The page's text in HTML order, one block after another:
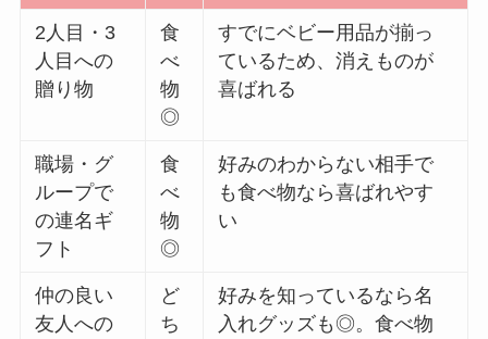
2人目・3
人目への
贈り物
食
べ
物
◎
すでにベビー用品が揃っ
ているため、消えものが
喜ばれる
職場・グ
ループで
の連名ギ
フト
食
べ
物
◎
好みのわからない相手で
も食べ物なら喜ばれやす
い
仲の良い
友人への
ど
ち
好みを知っているなら名
入れグッズも◎。食べ物